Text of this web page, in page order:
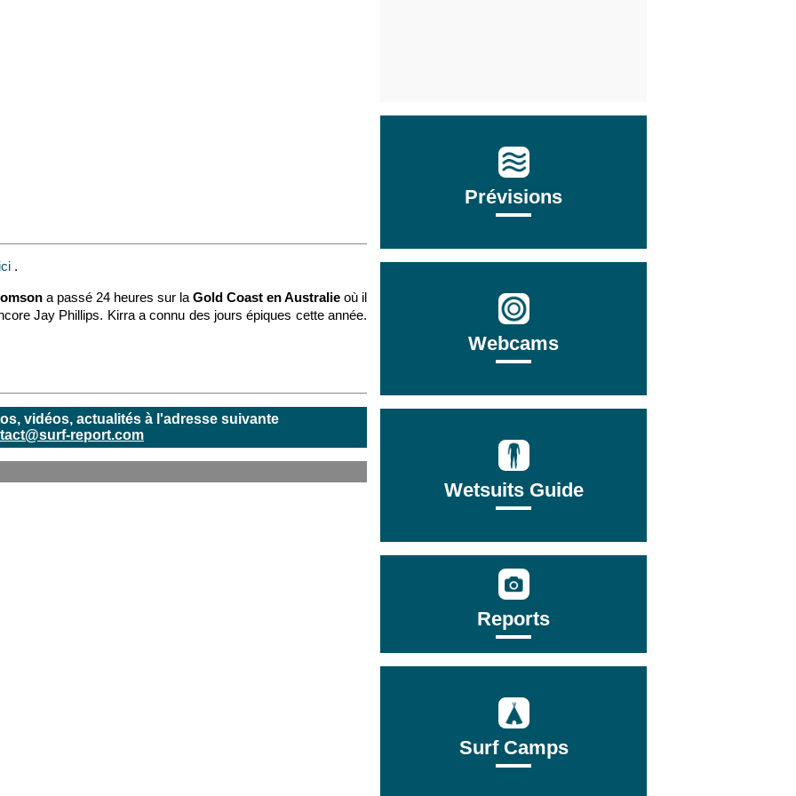
.
a passé 24 heures sur la Gold Coast en Australie où il
Jay Phillips. Kirra a connu des jours épiques cette année.
vidéos, actualités à l'adresse suivante
report.com
Prévisions
Webcams
Wetsuits Guide
Reports
Surf Camps